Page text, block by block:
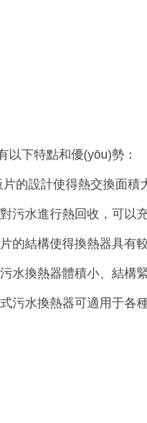
以下特點和優(yōu)勢：
的設計使得熱交換面積
污水進行熱回收，可以
結構使得換熱器具有較
換熱器體積小、結
換熱器可適用于各種工